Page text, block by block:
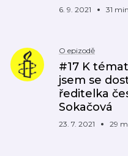
6. 9. 2021 31 min
O epizodě
#17 K
jsem se
ředitelka
Sokačová
23. 7. 2021 29